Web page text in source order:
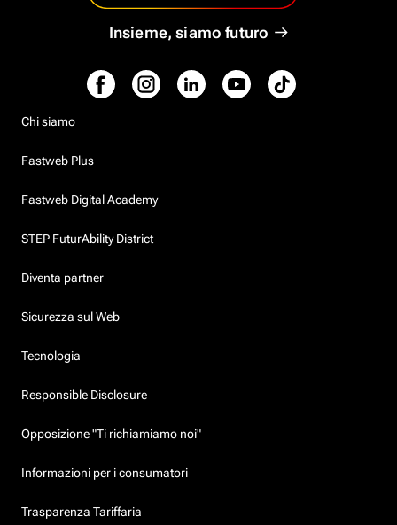
Insieme, siamo futuro
Chi siamo
Fastweb Plus
Fastweb Digital Academy
STEP FuturAbility District
Diventa partner
Sicurezza sul Web
Tecnologia
Responsible Disclosure
Opposizione "Ti richiamiamo noi"
Informazioni per i consumatori
Trasparenza Tariffaria